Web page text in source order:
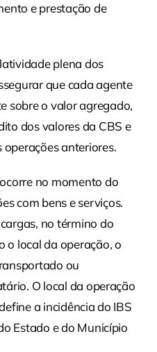
e prestação de
plena dos
que cada agente
sobre o valor agregado,
dos valores da CBS e
anteriores.
no momento do
com bens e serviços.
no término do
o local da operação, o
ou
O local da operação
a incidência do IBS
Estado e do Município